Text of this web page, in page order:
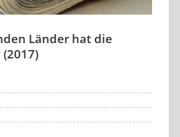
Länder hat die